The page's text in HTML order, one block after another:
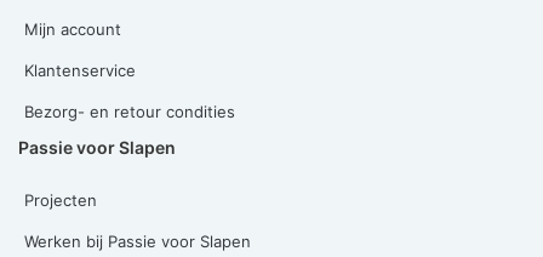
Mijn account
Klantenservice
Bezorg- en retour condities
Passie voor Slapen
Projecten
Werken bij Passie voor Slapen